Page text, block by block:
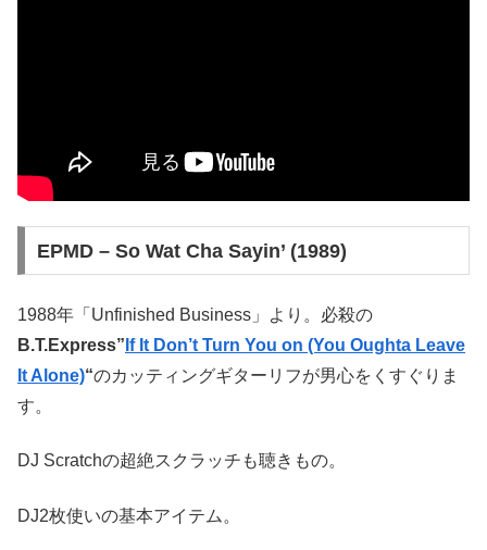
EPMD – So Wat Cha Sayin’ (1989)
1988年「Unfinished Business」より。必殺の
B.T.Express” If It Don’t Turn You on (You Oughta Leave
It Alone)“のカッティングギターリフが男心をくすぐりま
す。
DJ Scratchの超絶スクラッチも聴きもの。
DJ2枚使いの基本アイテム。